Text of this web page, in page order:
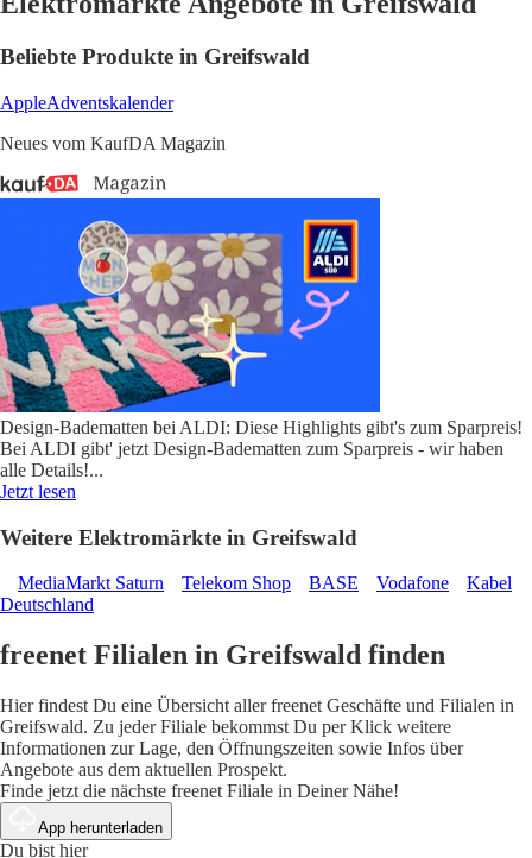
Beliebte Produkte in Greifswald
AppleAdventskalender
Neues vom KaufDA Magazin
Design-Badematten bei ALDI: Diese Highlights gibt's zum Sparpreis!
Bei ALDI gibt' jetzt Design-Badematten zum Sparpreis - wir haben
alle Details!...
Jetzt lesen
Weitere Elektromärkte in Greifswald
MediaMarkt Saturn Telekom Shop BASE Vodafone
Kabel
Deutschland
freenet Filialen in Greifswald finden
Hier findest Du eine Übersicht aller freenet Geschäfte und Filialen in
Greifswald. Zu jeder Filiale bekommst Du per Klick weitere
Informationen zur Lage, den Öffnungszeiten sowie Infos über
Angebote aus dem aktuellen Prospekt.
Finde jetzt die nächste freenet Filiale in Deiner Nähe!
App herunterladen
Du bist hier